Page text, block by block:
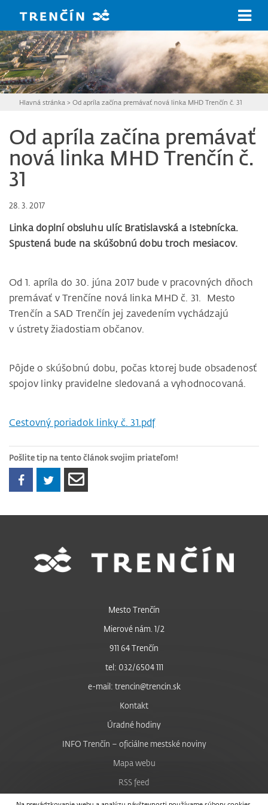
Hlavná stránka > Od apríla začína premávať nová linka MHD Trenčín č. 31
Od apríla začína premávať
nová linka MHD Trenčín č.
31
28. 3. 2017
Linka doplní obsluhu ulíc Bratislavská a Istebnícka.
Spustená bude na skúšobnú dobu troch mesiacov.
Od 1. apríla do 30. júna 2017 bude v pracovných dňoch
premávať v Trenčíne nová linka MHD č. 31. Mesto
Trenčín a SAD Trenčín jej zavedením vychádzajú
v ústrety žiadostiam občanov.
Pôjde o skúšobnú dobu, počas ktorej bude obsadenosť
spojov linky pravidelne sledovaná a vyhodnocovaná.
Cestovný poriadok linky č. 31.pdf
Pošlite tip na tento článok svojim priateľom!
Mesto Trenčín
Mierové nám. 1/2
911 64 Trenčín
tel: 032/6504 111
e-mail: trencin@trencin.sk
Kontakt
Úradné hodiny
INFO Trenčín – oficiálne mestské noviny
Mapa webu
RSS feed
Nastavenie cookies